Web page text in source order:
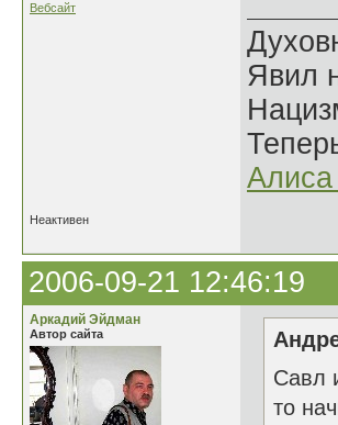
Вебсайт
Явил
Неактивен
2006-09-21 12:46:19
Аркадий Эйдман
Автор сайта
Савл
то